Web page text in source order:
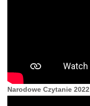
Narodowe Czytanie 2022